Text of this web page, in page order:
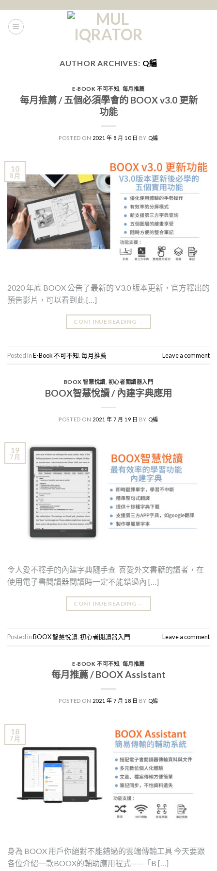
content
AUTHOR ARCHIVES: Q編
E-BOOK 不可不知 每月推薦
每月推薦 / 五個必須學會的 BOOX v3.0 更新
功能
POSTED ON 2021 年 8 月 10 日 BY Q編
10
8 月
2020 年底 BOOX 公告了最新的 V3.0 版本更新，官方釋出的
預告影片，可以看到此 […]
CONTINUE READING →
Posted inE-Book 不可不知,每月推薦 Leave a comment
BOOX 智慧悅讀 初心者閱讀器入門
BOOX智慧悅讀 / 內建字典應用
POSTED ON 2021 年 7 月 19 日 BY Q編
19
7 月
令人愛不釋手的內建字典隨手查 喜愛外文書籍的讀者，在
使用電子書閱讀器閱讀時一定不能錯過內 […]
CONTINUE READING →
Posted inBOOX 智慧悅讀,初心者閱讀器入門 Leave a comment
E-BOOK 不可不知 每月推薦
每月推薦 / BOOX Assistant
POSTED ON 2021 年 7 月 18 日 BY Q編
18
7 月
身為 BOOX 用戶你絕對不能錯過的雲端傳輸工具 今天要跟
各位介紹一款BOOX的輔助應用程式——「B […]